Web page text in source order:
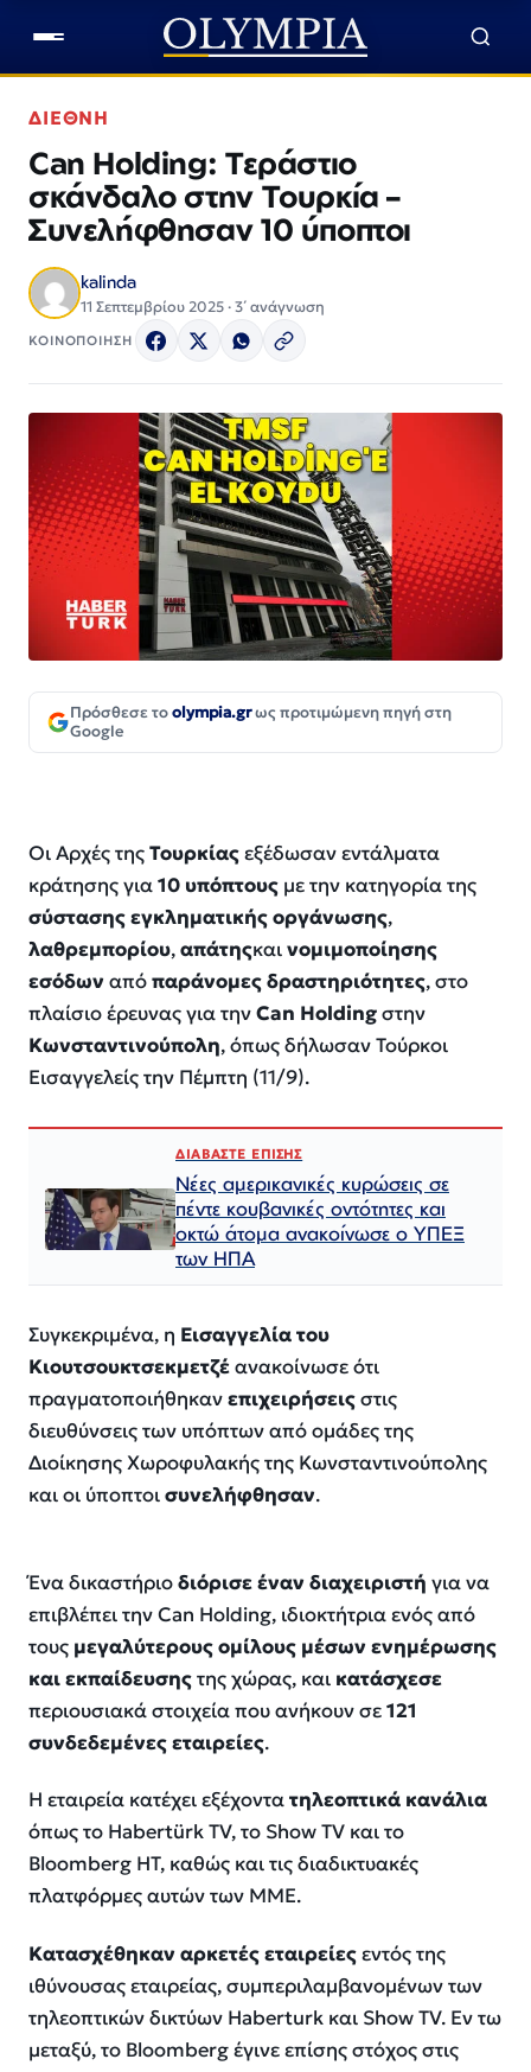
ΔΙΕΘΝΗ
Can Holding: Τεράστιο
σκάνδαλο στην Τουρκία –
Συνελήφθησαν 10 ύποπτοι
kalinda
11 Σεπτεμβρίου 2025 · 3΄ ανάγνωση
ΚΟΙΝΟΠΟΙΗΣΗ
Πρόσθεσε τοolympia.grως προτιμώμενη πηγή στη
Google
Οι Αρχές τηςΤουρκίαςεξέδωσαν εντάλματα
κράτησης για10 υπόπτους με την κατηγορία της
σύστασης εγκληματικής οργάνωσης,
λαθρεμπορίου,απάτηςκαινομιμοποίησης
εσόδωναπόπαράνομες δραστηριότητες, στο
πλαίσιο έρευνας για τηνCan Holdingστην
Κωνσταντινούπολη, όπως δήλωσαν Τούρκοι
Εισαγγελείς την Πέμπτη (11/9).
ΔΙΑΒΑΣΤΕ ΕΠΙΣΗΣ
Νέες αμερικανικές κυρώσεις σε
πέντε κουβανικές οντότητες και
οκτώ άτομα ανακοίνωσε ο ΥΠΕΞ
των ΗΠΑ
Συγκεκριμένα, η Εισαγγελία του
Κιουτσουκτσεκμετζέανακοίνωσε ότι
πραγματοποιήθηκανεπιχειρήσειςστις
διευθύνσεις των υπόπτων από ομάδες της
Διοίκησης Χωροφυλακής της Κωνσταντινούπολης
και οι ύποπτοισυνελήφθησαν.
Ένα δικαστήριοδιόρισε έναν διαχειριστή για να
επιβλέπει την Can Holding, ιδιοκτήτρια ενός από
τους μεγαλύτερους ομίλους μέσων ενημέρωσης
και εκπαίδευσηςτης χώρας, και κατάσχεσε
περιουσιακά στοιχεία που ανήκουν σε121
συνδεδεμένες εταιρείες.
Η εταιρεία κατέχει εξέχοντατηλεοπτικά κανάλια
όπως το Habertürk TV, το Show TV και το
Bloomberg HT, καθώς και τις διαδικτυακές
πλατφόρμες αυτών των ΜΜΕ.
Κατασχέθηκαν αρκετές εταιρείεςεντός της
ιθύνουσας εταιρείας, συμπεριλαμβανομένων των
τηλεοπτικών δικτύων Haberturk και Show TV. Εν τω
μεταξύ, το Bloomberg έγινε επίσης στόχος στις